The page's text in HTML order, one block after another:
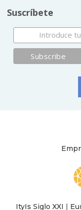
Suscríbete
ItyIs Siglo XXI |